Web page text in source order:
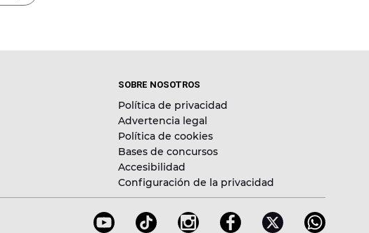
SOBRE NOSOTROS
Política de privacidad
Advertencia legal
Política de cookies
Bases de concursos
Accesibilidad
Configuración de la privacidad